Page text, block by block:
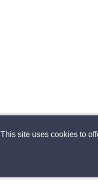
This site uses cookies to